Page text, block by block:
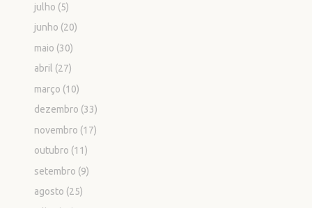
julho (5)
junho (20)
maio (30)
abril (27)
março (10)
dezembro (33)
novembro (17)
outubro (11)
setembro (9)
agosto (25)